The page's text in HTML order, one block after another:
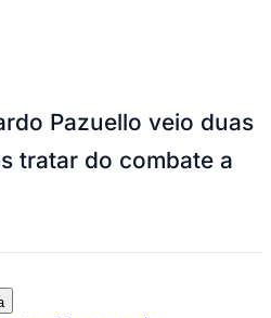
Pazuello veio duas
tratar do combate a